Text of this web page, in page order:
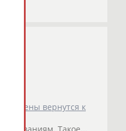
вернутся к